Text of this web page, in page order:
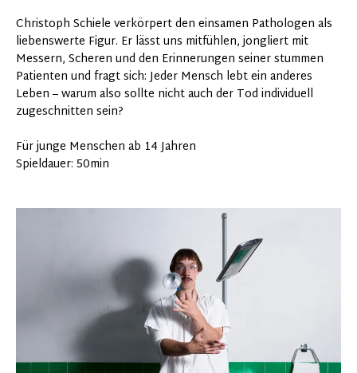
Christoph Schiele verkörpert den einsamen Pathologen als
liebenswerte Figur. Er lässt uns mitfühlen, jongliert mit
Messern, Scheren und den Erinnerungen seiner stummen
Patienten und fragt sich: Jeder Mensch lebt ein anderes
Leben – warum also sollte nicht auch der Tod individuell
zugeschnitten sein?
Für junge Menschen ab 14 Jahren
Spieldauer: 50min